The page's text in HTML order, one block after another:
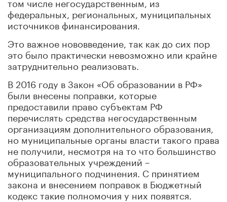
федеральных, региональных, муниципальных
источников финансирования.
Это важное нововведение, так как до сих пор
это было практически невозможно или крайне
затруднительно реализовать.
В 2016 году в Закон «Об образовании в РФ»
были внесены поправки, которые
предоставили право субъектам РФ
перечислять средства негосударственным
организациям дополнительного образования,
но муниципальные органы власти такого права
не получили, несмотря на то что большинство
образовательных учреждений –
муниципального подчинения. С принятием
закона и внесением поправок в Бюджетный
кодекс такие полномочия у них появятся.